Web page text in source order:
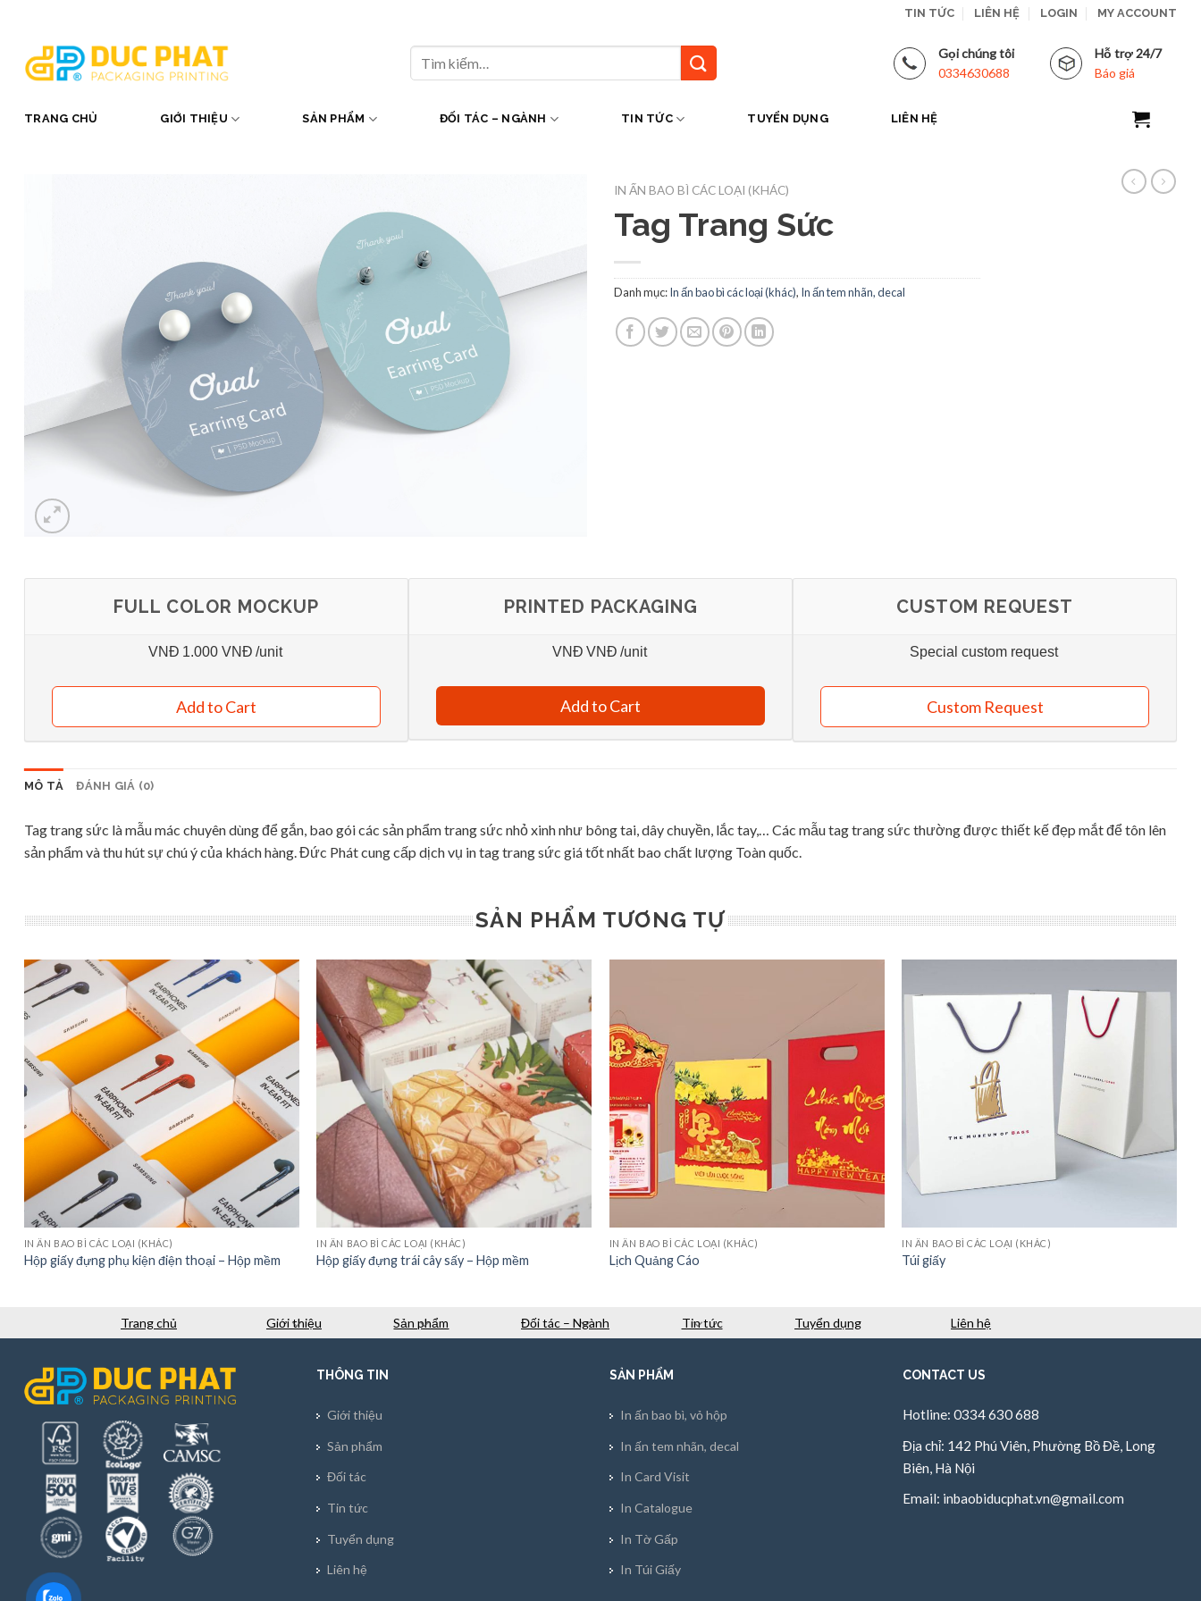
content
TIN TỨC LIÊN HỆ LOGIN MY ACCOUNT
kiếm:
Gọi chúng tôi
0334630688
Hỗ trợ 24/7
Báo giá
TRANG CHỦ GIỚI THIỆU SẢN PHẨM ĐỐI TÁC – NGÀNH TIN TỨC TUYỂN DỤNG LIÊN HỆ
IN ẤN BAO BÌ CÁC LOẠI (KHÁC)
Tag Trang Sức
Danh mục:In ấn bao bì các loại (khác), In ấn tem nhãn, decal
FULL COLOR MOCKUP
VNĐ 1.000 VNĐ /unit
Add to Cart
PRINTED PACKAGING
VNĐ VNĐ /unit
Add to Cart
CUSTOM REQUEST
Special custom request
Custom Request
MÔ TẢ ĐÁNH GIÁ (0)
Tag trang sức là mẫu mác chuyên dùng để gắn, bao gói các sản phẩm trang sức nhỏ xinh như bông tai, dây chuyền, lắc tay,… Các mẫu tag trang sức thường được thiết kế đẹp mắt để tôn lên
sản phẩm và thu hút sự chú ý của khách hàng. Đức Phát cung cấp dịch vụ in tag trang sức giá tốt nhất bao chất lượng Toàn quốc.
SẢN PHẨM TƯƠNG TỰ
IN ẤN BAO BÌ CÁC LOẠI (KHÁC)
Hộp giấy đựng phụ kiện điện thoại – Hộp mềm
IN ẤN BAO BÌ CÁC LOẠI (KHÁC)
Hộp giấy đựng trái cây sấy – Hộp mềm
IN ẤN BAO BÌ CÁC LOẠI (KHÁC)
Lịch Quảng Cáo
IN ẤN BAO BÌ CÁC LOẠI (KHÁC)
Túi giấy
Trang chủ Giới thiệu Sản phẩm Đối tác – Ngành Tin tức Tuyển dụng Liên hệ
THÔNG TIN
Giới thiệu
Sản phẩm
Đối tác
Tin tức
Tuyển dụng
Liên hệ
SẢN PHẨM
In ấn bao bì, vỏ hộp
In ấn tem nhãn, decal
In Card Visit
In Catalogue
In Tờ Gấp
In Túi Giấy
CONTACT US
Hotline: 0334 630 688
Địa chỉ: 142 Phú Viên, Phường Bồ Đề, Long
Biên, Hà Nội
Email: inbaobiducphat.vn@gmail.com